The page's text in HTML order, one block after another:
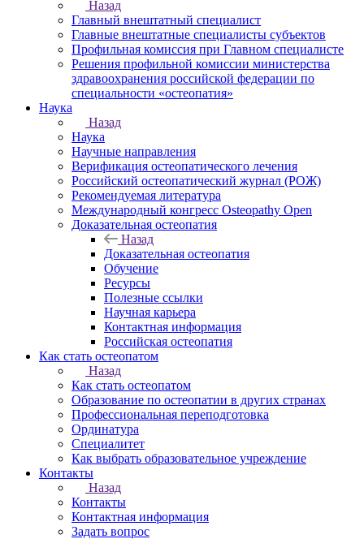
Назад
Главный внештатный специалист
Главные внештатные специалисты субъектов
Профильная комиссия при Главном специалисте
Решения профильной комиссии министерства
здравоохранения российской федерации по
специальности «остеопатия»
Наука
Назад
Наука
Научные направления
Верификация остеопатического лечения
Российский остеопатический журнал (РОЖ)
Рекомендуемая литература
Международный конгресс Osteopathy Open
Доказательная остеопатия
Назад
Доказательная остеопатия
Обучение
Ресурсы
Полезные ссылки
Научная карьера
Контактная информация
Российская остеопатия
Как стать остеопатом
Назад
Как стать остеопатом
Образование по остеопатии в других странах
Профессиональная переподготовка
Ординатура
Специалитет
Как выбрать образовательное учреждение
Контакты
Назад
Контакты
Контактная информация
Задать вопрос